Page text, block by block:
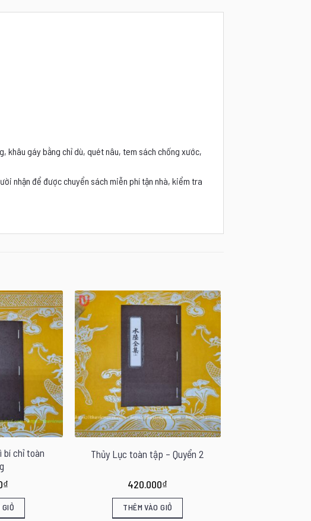
khâu gáy bằng chỉ dù, quét nâu, tem sách chống xước,
nhận để được chuyển sách miễn phí tận nhà, kiểm tra
bí chỉ toàn
₫
Thủy Lục toàn tập – Quyển 2
420.000₫
THÊM VÀO GIỎ